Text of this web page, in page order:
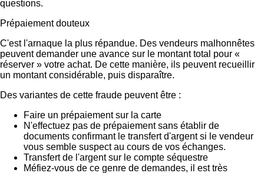
questions.
Prépaiement douteux
C'est l'arnaque la plus répandue. Des vendeurs malhonnêtes
peuvent demander une avance sur le montant total pour «
réserver » votre achat. De cette manière, ils peuvent recueillir
un montant considérable, puis disparaître.
Des variantes de cette fraude peuvent être :
Faire un prépaiement sur la carte
N'effectuez pas de prépaiement sans établir de
documents confirmant le transfert d'argent si le vendeur
vous semble suspect au cours de vos échanges.
Transfert de l'argent sur le compte séquestre
Méfiez-vous de ce genre de demandes, il est très